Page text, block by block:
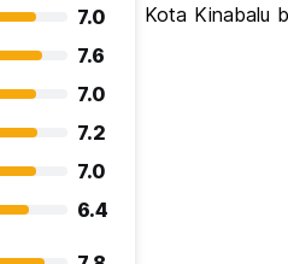
7.0
7.6
7.0
7.2
7.0
6.4
Kota Kinabalu